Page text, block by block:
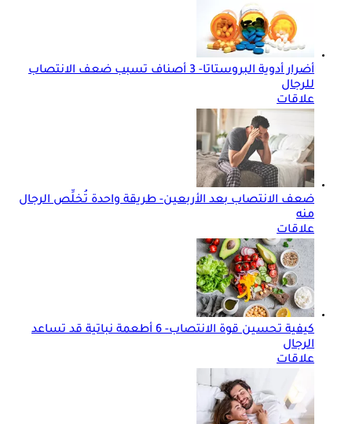
أضرار أدوية البروستاتا- 3 أصناف تسبب ضعف الانتصاب
للرجال
علاقات
ضعف الانتصاب بعد الأربعين- طريقة واحدة تُخلِّص الرجال
منه
علاقات
كيفية تحسين قوة الانتصاب- 6 أطعمة نباتية قد تساعد
الرجال
علاقات